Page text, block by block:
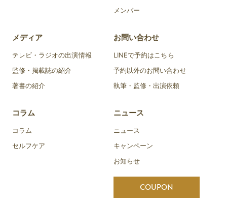
メンバー
メディア
テレビ・ラジオの出演情報
監修・掲載誌の紹介
著書の紹介
コラム
コラム
セルフケア
お問い合わせ
LINEで予約はこちら
予約以外のお問い合わせ
執筆・監修・出演依頼
ニュース
ニュース
キャンペーン
お知らせ
COUPON